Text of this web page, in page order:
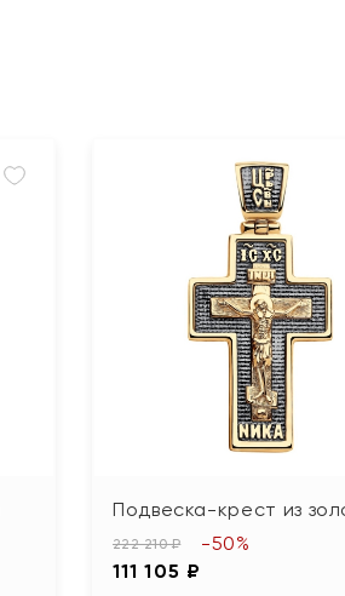
Подвеска-крест из
222 210 ₽
111 105 ₽
-50%